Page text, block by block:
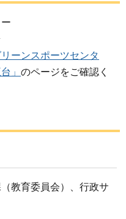
リーンスポーツセンタ
」 のページをご確認く
教育委員会）、行政サ